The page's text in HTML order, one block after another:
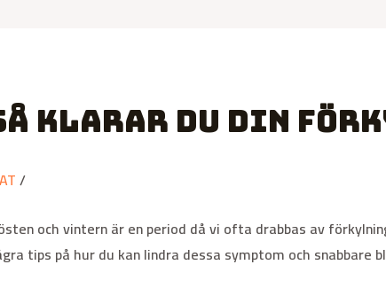
klarar du din
/
och vintern är en period då vi ofta drabbas av
tips på hur du kan lindra dessa symptom och snabbare